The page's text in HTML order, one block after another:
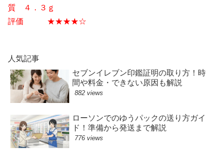
質 ４．３ｇ
評価 ★★★★☆
人気記事
セブンイレブン印鑑証明の取り方！時
間や料金・できない原因も解説
882 views
ローソンでのゆうパックの送り方ガイ
ド！準備から発送まで解説
776 views